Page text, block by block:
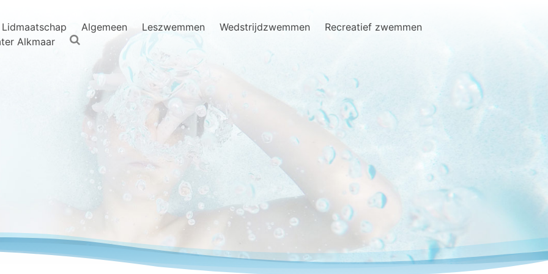
Lidmaatschap Algemeen Leszwemmen Wedstrijdzwemmen
Recreatief zwemmen
Alkmaar
for: